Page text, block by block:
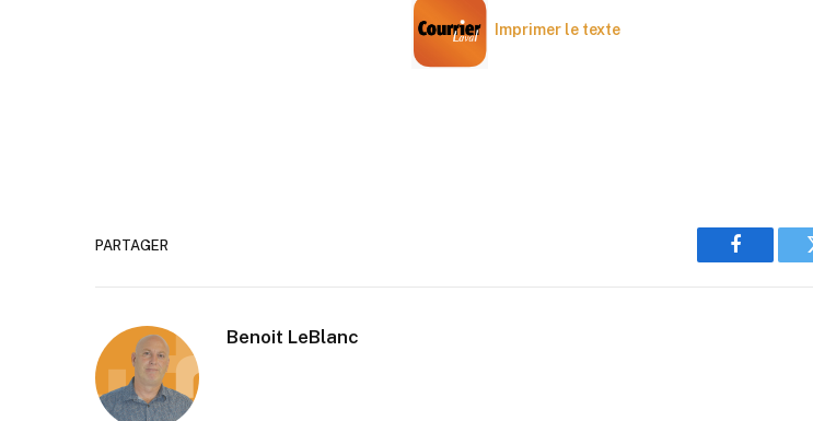
Imprimer le texte
PARTAGER
Facebook
Benoit LeBlanc